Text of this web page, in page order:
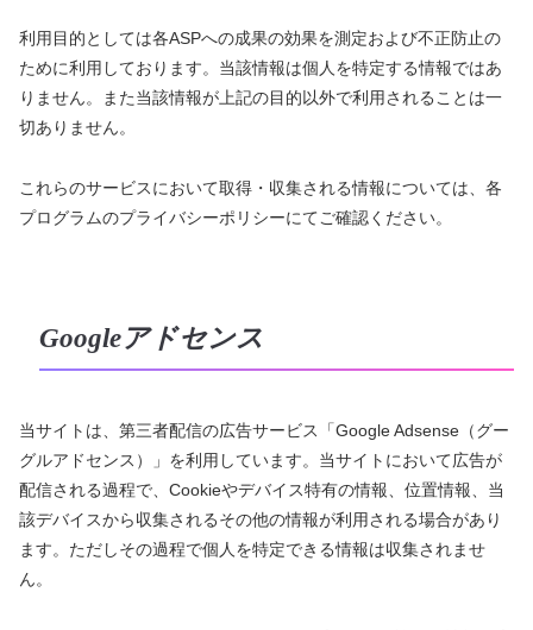
利用目的としては各ASPへの成果の効果を測定および不正防止の
ために利用しております。当該情報は個人を特定する情報ではあ
りません。また当該情報が上記の目的以外で利用されることは一
切ありません。
これらのサービスにおいて取得・収集される情報については、各
プログラムのプライバシーポリシーにてご確認ください。
Googleアドセンス
当サイトは、第三者配信の広告サービス「Google Adsense（グー
グルアドセンス）」を利用しています。当サイトにおいて広告が
配信される過程で、Cookieやデバイス特有の情報、位置情報、当
該デバイスから収集されるその他の情報が利用される場合があり
ます。ただしその過程で個人を特定できる情報は収集されませ
ん。